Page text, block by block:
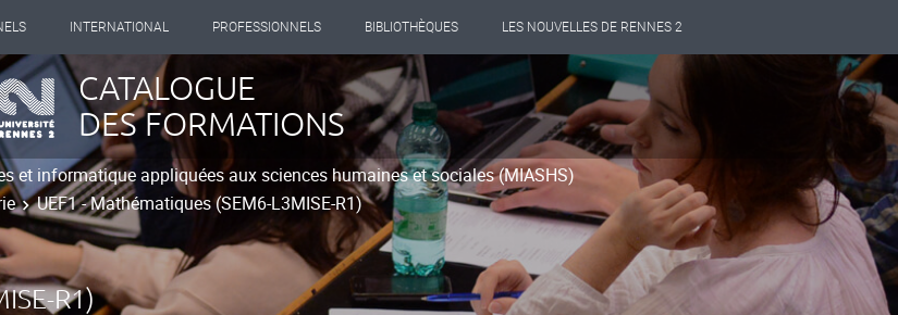
INTERNATIONAL PROFESSIONNELS BIBLIOTHÈQUES LES NOUVELLES DE RENNES 2
CATALOGUE
DES FORMATIONS
et informatique appliquées aux sciences humaines et sociales (MIASHS)
UEF1 - Mathématiques (SEM6-L3MISE-R1)
R1)